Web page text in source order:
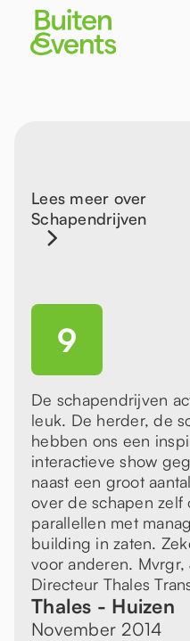
Lees meer over
Schapendrijven
9
De schapendrijven
leuk. De herder, de
hebben ons een
interactieve show
naast een groot
over de schapen zelf
parallellen met
building in zaten.
voor anderen.
Directeur Thales
Thales - Huizen
November 2014